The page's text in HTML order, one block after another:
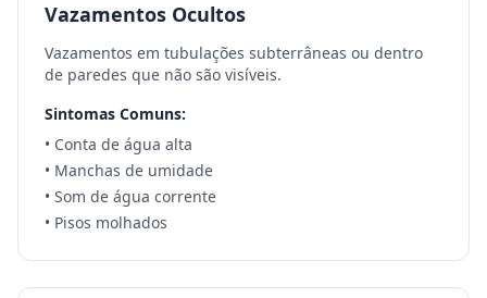
Vazamentos Ocultos
Vazamentos em tubulações subterrâneas ou dentro
de paredes que não são visíveis.
Sintomas Comuns:
• Conta de água alta
• Manchas de umidade
• Som de água corrente
• Pisos molhados